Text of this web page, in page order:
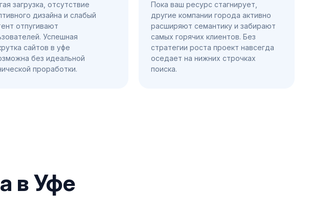
загрузка, отсутствие
дизайна и слабый
отпугивают
Успешная
сайтов в уфе
без идеальной
проработки.
Пока ваш ресурс стагнирует,
другие компании города активно
расширяют семантику и забирают
самых горячих клиентов. Без
стратегии роста проект навсегда
оседает на нижних строчках
поиска.
в Уфе